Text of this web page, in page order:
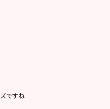
ですね